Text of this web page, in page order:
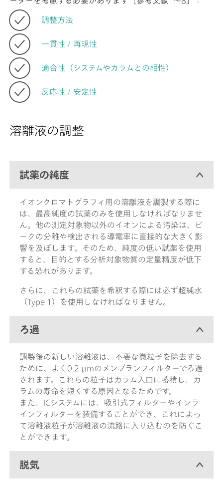
調整方法
一貫性 / 再現性
適合性（システムやカラムとの相性）
反応性 / 安定性
溶離液の調整
試薬の純度
イオンクロマトグラフィ用の溶離液を調製する際に
は、最高純度の試薬のみを使用しなければなりませ
ん。他の測定対象物以外のイオンによる汚染は、ピ
ークの分離や検出される導電率に直接的な大きく影
響を及ぼします。そのため、純度の低い試薬を使用
すると、目的とする分析対象物質の定量精度が低下
する恐れがあります。
さらに、これらの試薬を希釈する際には必ず超純水
（Type 1）を使用しなければなりません。
ろ過
調製後の新しい溶離液は、不要な微粒子を除去する
ために、よく0.2 µmのメンブランフィルターでろ過
されます。これらの粒子はカラム入口に蓄積し、カ
ラムの寿命を短くする原因となるためです。
また、ICシステムには、吸引式フィルターやインラ
インフィルターを装備することができ、これによっ
て溶離液粒子が溶離液の流路に入り込むのを防ぐこ
とができます。
脱気